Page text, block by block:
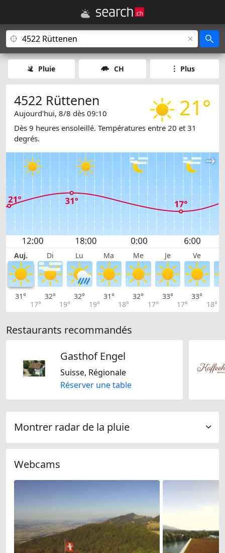
Pluie CH Plus
21°
4522 Rüttenen
Aujourd'hui, 8/8 dès 09:10
Dès 9 heures ensoleillé. Températures entre 20 et 31
degrés.
Auj. Di Lu Ma Me Je Ve
31°
17°
32°
19°
32°
19°
31°
18°
32°
17°
33°
17°
33°
18°
Restaurants recommandés
Gasthof Engel
Suisse, Régionale
Réserver une table
Montrer radar de la pluie
Webcams